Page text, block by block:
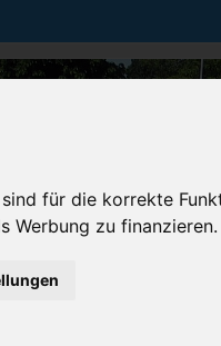
für die korrekte
Werbung zu finanzieren.